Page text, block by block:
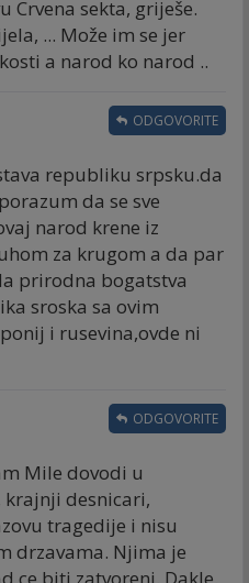
Crvena sekta, griješe.
... Može im se jer
a narod ko narod ..
republiku srpsku.da
da se sve
narod krene iz
za krugom a da par
prirodna bogatstva
sroska sa ovim
i rusevina,ovde ni
ODGOVORITE
Mile dovodi u
krajnji desnicari,
tragedije i nisu
drzavama. Njima je
ODGOVORITE